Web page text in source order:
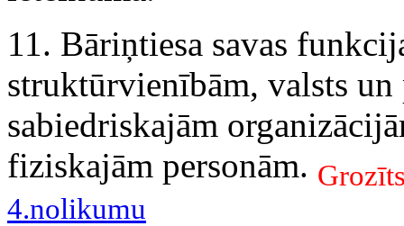
11. Bāriņtiesa savas
struktūrvienībām, valsts
sabiedriskajām
fiziskajām personām.
4.nolikumu